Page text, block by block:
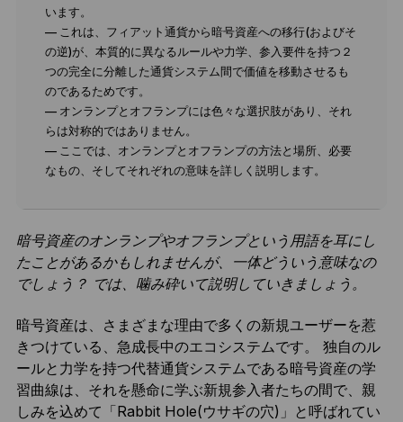
います。
— これは、フィアット通貨から暗号資産への移行(およびそ
の逆)が、本質的に異なるルールや力学、参入要件を持つ２
つの完全に分離した通貨システム間で価値を移動させるも
のであるためです。
— オンランプとオフランプには色々な選択肢があり、それ
らは対称的ではありません。
— ここでは、オンランプとオフランプの方法と場所、必要
なもの、そしてそれぞれの意味を詳しく説明します。
暗号資産のオンランプやオフランプという用語を耳にし
たことがあるかもしれませんが、一体どういう意味なの
でしょう？ では、噛み砕いて説明していきましょう。
暗号資産は、さまざまな理由で多くの新規ユーザーを惹
きつけている、急成長中のエコシステムです。 独自のル
ールと力学を持つ代替通貨システムである暗号資産の学
習曲線は、それを懸命に学ぶ新規参入者たちの間で、親
しみを込めて「Rabbit Hole(ウサギの穴)」と呼ばれてい